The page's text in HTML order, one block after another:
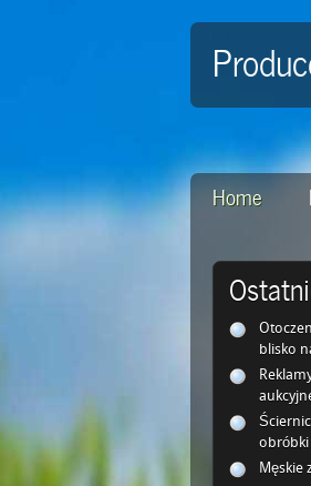
Home
blisko
obróbki
Męskie